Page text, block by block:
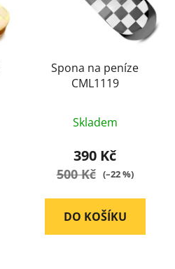
Spona na peníze
CML1119
Skladem
390 Kč
500 Kč (–22 %)
DO KOŠÍKU